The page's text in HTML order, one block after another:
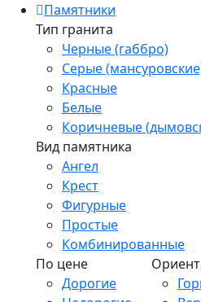
Памятники
Тип гранита
Черные (габбро)
Серые
Красные
Белые
Коричневые
Вид памятника
Ангел
Крест
Фигурные
Простые
Комбинированные
По цене
Дорогие